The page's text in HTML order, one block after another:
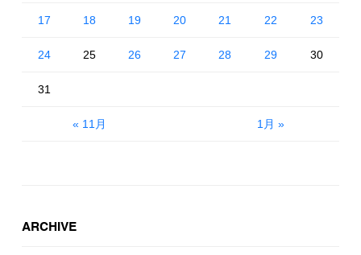
« 11月 1月 »
17 18 19 20 21 22 23
24 25 26 27 28 29 30
31
ARCHIVE